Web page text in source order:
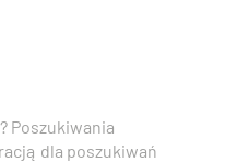
Poszukiwania
dla poszukiwań